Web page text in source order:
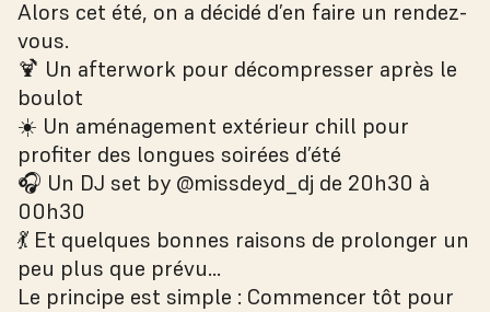
Alors cet été, on a décidé d’en faire un rendez-
vous.
🍹 Un afterwork pour décompresser après le
boulot
☀️ Un aménagement extérieur chill pour
profiter des longues soirées d’été
🎧 Un DJ set by @missdeyd_dj de 20h30 à
00h30
💃 Et quelques bonnes raisons de prolonger un
peu plus que prévu…
Le principe est simple : Commencer tôt pour